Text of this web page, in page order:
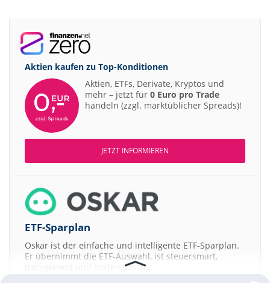
Aktien kaufen zu Top-Konditionen
Aktien, ETFs, Derivate, Kryptos und
mehr – jetzt für 0 Euro pro Trade
handeln (zzgl. marktüblicher Spreads)!
JETZT INFORMIEREN
ETF-Sparplan
Oskar ist der einfache und intelligente ETF-Sparplan.
Er übernimmt die ETF-Auswahl, ist steuersmart,
transparent und kostengünstig.